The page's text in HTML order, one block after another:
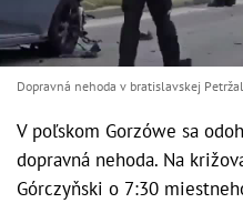
Dopravná nehoda v bratislavskej
V poľskom Gorzówe sa
dopravná nehoda. Na
Górczyňski o 7:30